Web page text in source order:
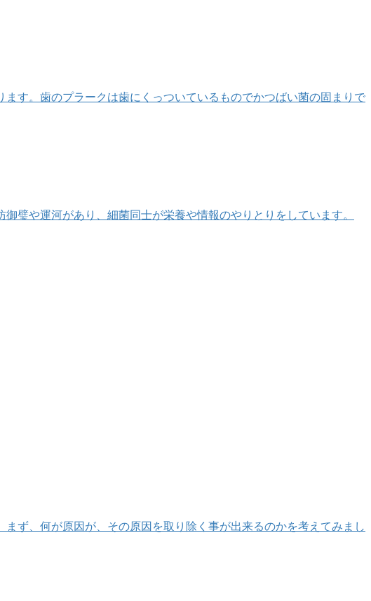
す。歯のプラークは歯にくっついているものでかつばい菌の固まりで
璧や運河があり、細菌同士が栄養や情報のやりとりをしています。
ず、何が原因が、その原因を取り除く事が出来るのかを考えてみまし